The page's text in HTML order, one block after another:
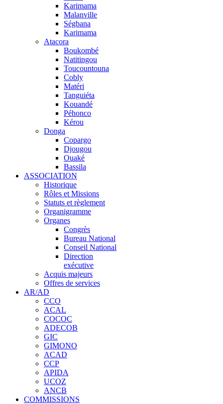
Karimama
Malanville
Ségbana
Karimama
Atacora
Boukombé
Natitingou
Toucountouna
Cobly
Matéri
Tanguiéta
Kouandé
Péhonco
Kérou
Donga
Copargo
Djougou
Ouaké
Bassila
ASSOCIATION
Historique
Rôles et Missions
Statuts et règlement
Organigramme
Organes
Congrès
Bureau National
Conseil National
Direction
exécutive
Acquis majeurs
Offres de services
AR/AD
CCO
ACAL
COCOC
ADECOB
GIC
GIMONO
ACAD
CCP
APIDA
UCOZ
ANCB
COMMISSIONS